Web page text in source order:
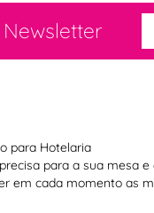
para Hotelaria
para a sua mesa
em cada momento as